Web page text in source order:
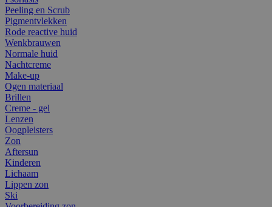
Peeling en Scrub
Pigmentvlekken
Rode reactive huid
Wenkbrauwen
Normale huid
Nachtcreme
Make-up
Ogen materiaal
Brillen
Creme - gel
Lenzen
Oogpleisters
Zon
Aftersun
Kinderen
Lichaam
Lippen zon
Ski